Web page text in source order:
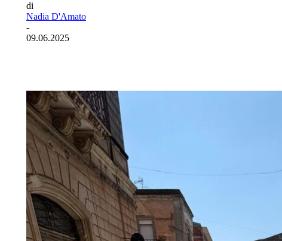
di
Nadia D'Amato
-
09.06.2025